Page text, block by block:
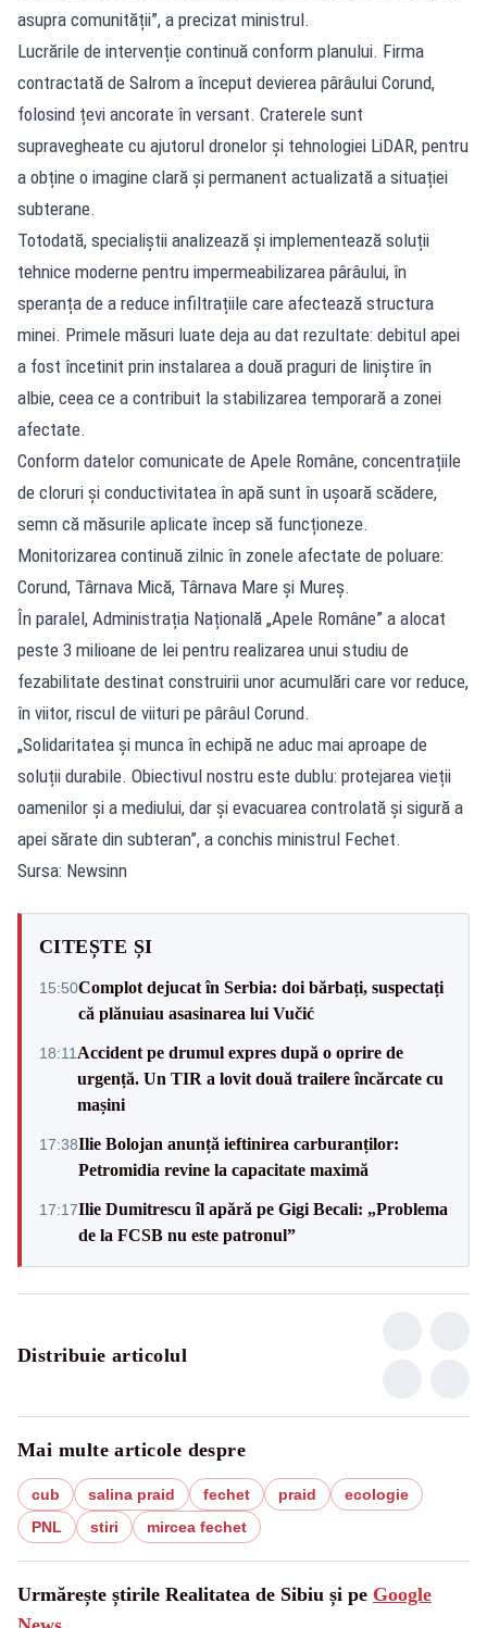
asupra comunității”, a precizat ministrul.
Lucrările de intervenție continuă conform planului. Firma
contractată de Salrom a început devierea pârâului Corund,
folosind țevi ancorate în versant. Craterele sunt
supravegheate cu ajutorul dronelor și tehnologiei LiDAR, pentru
a obține o imagine clară și permanent actualizată a situației
subterane.
Totodată, specialiștii analizează și implementează soluții
tehnice moderne pentru impermeabilizarea pârâului, în
speranța de a reduce infiltrațiile care afectează structura
minei. Primele măsuri luate deja au dat rezultate: debitul apei
a fost încetinit prin instalarea a două praguri de liniștire în
albie, ceea ce a contribuit la stabilizarea temporară a zonei
afectate.
Conform datelor comunicate de Apele Române, concentrațiile
de cloruri și conductivitatea în apă sunt în ușoară scădere,
semn că măsurile aplicate încep să funcționeze.
Monitorizarea continuă zilnic în zonele afectate de poluare:
Corund, Târnava Mică, Târnava Mare și Mureș.
În paralel, Administrația Națională „Apele Române” a alocat
peste 3 milioane de lei pentru realizarea unui studiu de
fezabilitate destinat construirii unor acumulări care vor reduce,
în viitor, riscul de viituri pe pârâul Corund.
„Solidaritatea și munca în echipă ne aduc mai aproape de
soluții durabile. Obiectivul nostru este dublu: protejarea vieții
oamenilor și a mediului, dar și evacuarea controlată și sigură a
apei sărate din subteran”, a conchis ministrul Fechet.
Sursa: Newsinn
CITEȘTE ȘI
15:50Complot dejucat în Serbia: doi bărbați, suspectați
că plănuiau asasinarea lui Vučić
18:11 Accident pe drumul expres după o oprire de
urgență. Un TIR a lovit două trailere încărcate cu
mașini
17:38Ilie Bolojan anunță ieftinirea carburanților:
Petromidia revine la capacitate maximă
17:17Ilie Dumitrescu îl apără pe Gigi Becali: „Problema
de la FCSB nu este patronul”
Distribuie articolul
Mai multe articole despre
cub salina praid fechet praid
ecologie
PNL
stiri mircea fechet
Urmărește știrile Realitatea de Sibiu și pe Google